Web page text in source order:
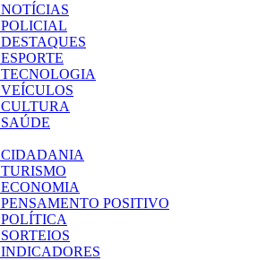
NOTÍCIAS
POLICIAL
DESTAQUES
ESPORTE
TECNOLOGIA
VEÍCULOS
CULTURA
SAÚDE
CIDADANIA
TURISMO
ECONOMIA
PENSAMENTO POSITIVO
POLÍTICA
SORTEIOS
INDICADORES